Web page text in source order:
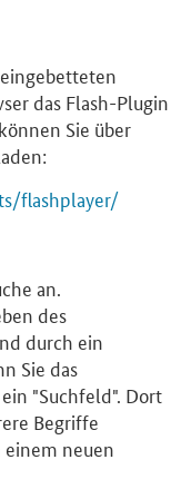
das Flash-Plugin
Sie über
flashplayer/
an.
des
durch ein
Sie das
"Suchfeld". Dort
Begriffe
einem neuen